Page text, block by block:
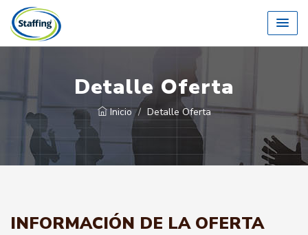
Detalle Oferta
Inicio Detalle Oferta
INFORMACIÓN DE LA OFERTA